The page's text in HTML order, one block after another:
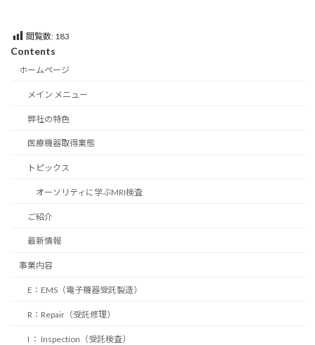
閲覧数: 183
Contents
ホームページ
メイン メニュー
弊社の特色
医療機器取得業態
トピックス
オーソリティに学ぶMRI検査
ご紹介
最新情報
事業内容
E：EMS（電子機器受託製造）
R：Repair（受託修理）
I ： Inspection（受託検査）